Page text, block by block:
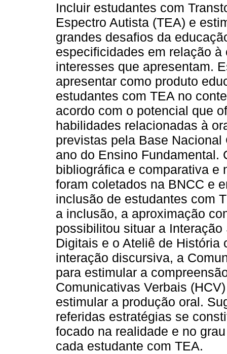
Incluir estudantes com
Espectro Autista (TEA) e
grandes desafios da
especificidades em relação
interesses que apresentam.
apresentar como produto
estudantes com TEA no
acordo com o potencial que
habilidades relacionadas à
previstas pela Base Nacional
ano do Ensino Fundamental.
bibliográfica e comparativa e
foram coletados na BNCC e
inclusão de estudantes com
a inclusão, a aproximação
possibilitou situar a
Digitais e o Ateliê de História
interação discursiva, a
para estimular a
Comunicativas Verbais
estimular a produção oral.
referidas estratégias se
focado na realidade e no
cada estudante com TEA.